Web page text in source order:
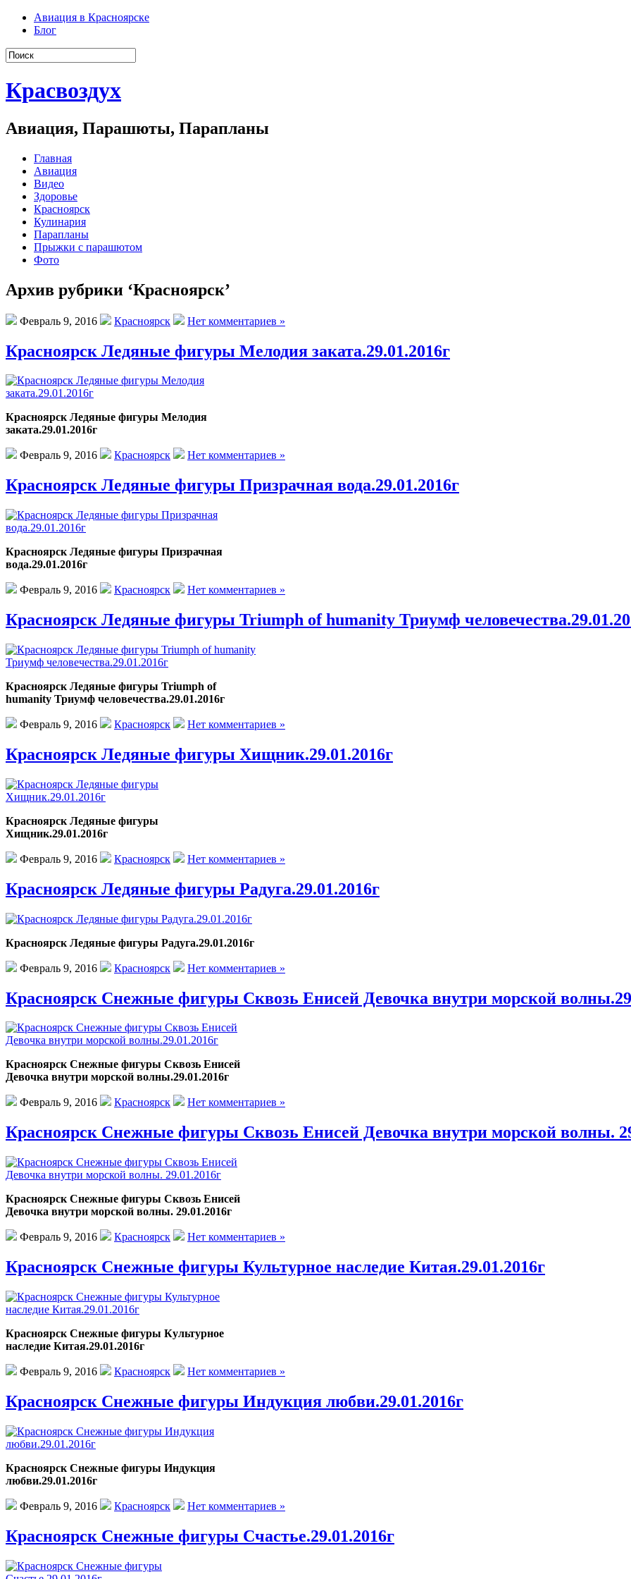
Авиация в Красноярске
Блог
Красвоздух
Авиация, Парашюты, Парапланы
Главная
Авиация
Видео
Здоровье
Красноярск
Кулинария
Парапланы
Прыжки с парашютом
Фото
Архив рубрики ‘Красноярск’
Февраль 9, 2016 Красноярск Нет комментариев »
Красноярск Ледяные фигуры Мелодия заката.29.01.2016г
Красноярск Ледяные фигуры Мелодия
заката.29.01.2016г
Февраль 9, 2016 Красноярск Нет комментариев »
Красноярск Ледяные фигуры Призрачная вода.29.01.2016г
Красноярск Ледяные фигуры Призрачная
вода.29.01.2016г
Февраль 9, 2016 Красноярск Нет комментариев »
Красноярск Ледяные фигуры Triumph of humanity Триумф
Красноярск Ледяные фигуры Triumph of
humanity Триумф человечества.29.01.2016г
Февраль 9, 2016 Красноярск Нет комментариев »
Красноярск Ледяные фигуры Хищник.29.01.2016г
Красноярск Ледяные фигуры
Хищник.29.01.2016г
Февраль 9, 2016 Красноярск Нет комментариев »
Красноярск Ледяные фигуры Радуга.29.01.2016г
Красноярск Ледяные фигуры Радуга.29.01.2016г
Февраль 9, 2016 Красноярск Нет комментариев »
Красноярск Снежные фигуры Сквозь Енисей Девочка внутри морской
Красноярск Снежные фигуры Сквозь Енисей
Девочка внутри морской волны.29.01.2016г
Февраль 9, 2016 Красноярск Нет комментариев »
Красноярск Снежные фигуры Сквозь Енисей Девочка внутри морской волны.
Красноярск Снежные фигуры Сквозь Енисей
Девочка внутри морской волны. 29.01.2016г
Февраль 9, 2016 Красноярск Нет комментариев »
Красноярск Снежные фигуры Культурное наследие Китая.29.01.2016г
Красноярск Снежные фигуры Культурное
наследие Китая.29.01.2016г
Февраль 9, 2016 Красноярск Нет комментариев »
Красноярск Снежные фигуры Индукция любви.29.01.2016г
Красноярск Снежные фигуры Индукция
любви.29.01.2016г
Февраль 9, 2016 Красноярск Нет комментариев »
Красноярск Снежные фигуры Счастье.29.01.2016г